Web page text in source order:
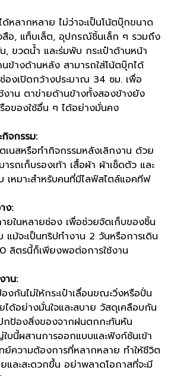
หลากหลาย ไม่ว่าจะเป็นโน้ตบุ๊กขนาด
อ, แท็บเล็ต, อุปกรณ์ชิ้นเล็ก ๆ รวมถึง
ขวดน้ำ และร่มพับ กระเป๋าด้านหน้า
ข้างด้านหลัง สามารถใส่โน้ตบุ๊กได้
องเปิดกว้างประมาณ 34 ซม. เพื่อ
งาน ตาข่ายด้านข้างทั้งสองข้างยัง
อของใช้อื่น ๆ ได้อย่างมั่นคง
จกรรม:
เนสหรือทำกิจกรรมหลังเลิกงาน ด้วย
รถเก็บรองเท้า เสื้อผ้า ผ้าเช็ดตัว และ
เหมาะสำหรับคนที่มีไลฟ์สไตล์แอคทีฟ
ง:
ยในหลายช่อง เพื่อช่วยจัดเก็บของชิ้น
แม้จะเป็นทริปทำงาน 2 วันหรือการเดิน
ลิตรนี้ก็เพียงพอต่อการใช้งาน
าน:
กันไม่ให้กระเป๋าเลื่อนขณะวิ่งหรือปั่น
ได้อย่างมั่นใจและสบาย วัสดุเคลือบกัน
กป้องสิ่งของจากฝนตกกะทันหัน
ใบนี้ผสานการออกแบบและฟังก์ชันเข้า
ความต้องการที่หลากหลาย ทำให้ชีวิต
และสะดวกขึ้น อย่าพลาดโอกาสที่จะมี